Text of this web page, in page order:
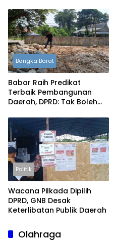
Bangka Barat
Babar Raih Predikat
Terbaik Pembangunan
Daerah, DPRD: Tak Boleh
Politik
Wacana Pilkada Dipilih
DPRD, GNB Desak
Keterlibatan Publik Daerah
Olahraga